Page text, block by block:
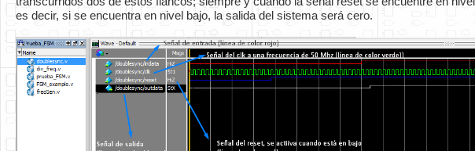
es decir, si se encuentra en nivel bajo, la salida del sistema será cero.